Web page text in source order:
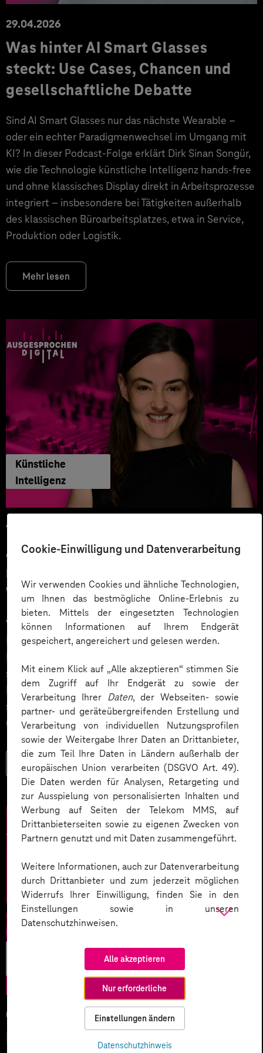
Cookie-Einwilligung und Datenverarbeitung
Wir verwenden Cookies und ähnliche Technologien,
um Ihnen das bestmögliche Online-Erlebnis zu
bieten. Mittels der eingesetzten Technologien
können Informationen auf Ihrem Endgerät
gespeichert, angereichert und gelesen werden.
Mit einem Klick auf „Alle akzeptieren“ stimmen Sie
dem Zugriff auf Ihr Endgerät zu sowie der
Verarbeitung Ihrer Daten, der Webseiten- sowie
partner- und geräteübergreifenden Erstellung und
Verarbeitung von individuellen Nutzungsprofilen
sowie der Weitergabe Ihrer Daten an Drittanbieter,
die zum Teil Ihre Daten in Ländern außerhalb der
europäischen Union verarbeiten (DSGVO Art. 49).
Die Daten werden für Analysen, Retargeting und
zur Ausspielung von personalisierten Inhalten und
Werbung auf Seiten der Telekom MMS, auf
Drittanbieterseiten sowie zu eigenen Zwecken von
Partnern genutzt und mit Daten zusammengeführt.
Weitere Informationen, auch zur Datenverarbeitung
durch Drittanbieter und zum jederzeit möglichen
Widerrufs Ihrer Einwilligung, finden Sie in den
Einstellungen sowie in unseren
Datenschutzhinweisen.
Alle akzeptieren
Nur erforderliche
Einstellungen ändern
Datenschutzhinweis
29.04.2026
Was hinter AI Smart Glasses
steckt: Use Cases, Chancen und
gesellschaftliche Debatte
Sind AI Smart Glasses nur das nächste Wearable –
oder ein echter Paradigmenwechsel im Umgang mit
KI? In dieser Podcast-Folge erklärt Dirk Sinan Songür,
wie die Technologie künstliche Intelligenz hands-free
und ohne klassisches Display direkt in Arbeitsprozesse
integriert – insbesondere bei Tätigkeiten außerhalb
des klassischen Büroarbeitsplatzes, etwa in Service,
Produktion oder Logistik.
Mehr lesen
Künstliche
Intelligenz
12.03.2026
Automatisiert gedacht,
menschlich gewünscht: Die
Wahrheit über KI im Kundendialog
Wie gelingt Conversational AI wirklich – jenseits von
Hype und „Magic Button“? Im Podcast erklärt Dr.
Laura Dreessen, warum erfolgreiche KI‑Dialogsysteme
strategische Beratung, gutes UX‑Design, klare
Prozesse und realistische Erwartungen brauchen. Ein
spannender Blick auf das Zusammenspiel von Mensch
und KI.
Mehr lesen
05.02.2026
KI-Wettlauf 2026: Innovationen,